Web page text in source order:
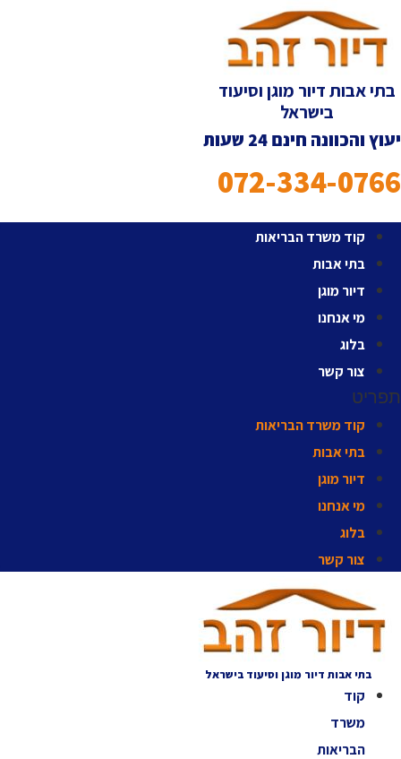
לתוכן
בתי אבות דיור מוגן וסיעוד
בישראל
יעוץ והכוונה חינם 24 שעות
072-334-0766
קוד משרד הבריאות
בתי אבות
דיור מוגן
מי אנחנו
בלוג
צור קשר
תפריט
קוד משרד הבריאות
בתי אבות
דיור מוגן
מי אנחנו
בלוג
צור קשר
בתי אבות דיור מוגן וסיעוד בישראל
קוד
משרד
הבריאות